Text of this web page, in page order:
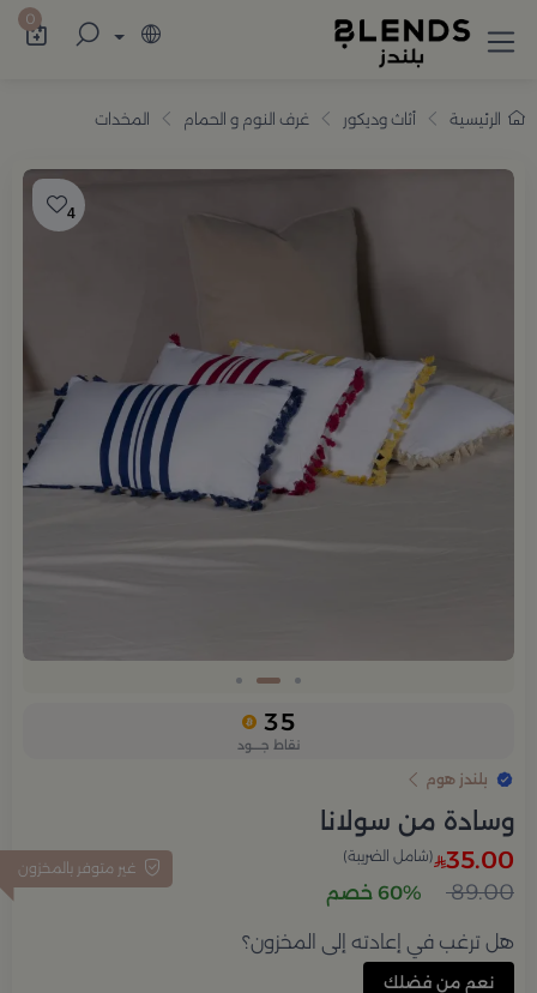
تسوّق من بلندز تشكيلة تضم ترامس القهوة 0
الرئيسية أثاث وديكور غرف النوم و الحمام المخدات
4
35
نقاط جــــود
بلندز هوم
وسادة من سولانا
غير متوفر بالمخزون 35.00 (شامل الضريبة)
89.00 60% خصم
هل ترغب في إعادته إلى المخزون؟
نعم من فضلك